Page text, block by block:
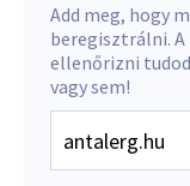
Add meg, hogy
beregisztrálni.
ellenőrizni
vagy sem!